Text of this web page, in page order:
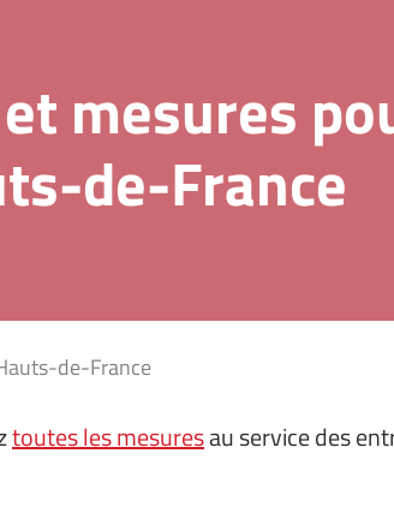
mesures
de-France
de-France
toutes les mesuresau service des